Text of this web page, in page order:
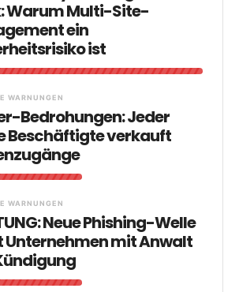
Warum Multi-Site-
ein
ist
WARNUNGEN
Bedrohungen: Jeder
Beschäftigte verkauft
WARNUNGEN
Neue Phishing-Welle
Unternehmen mit Anwalt